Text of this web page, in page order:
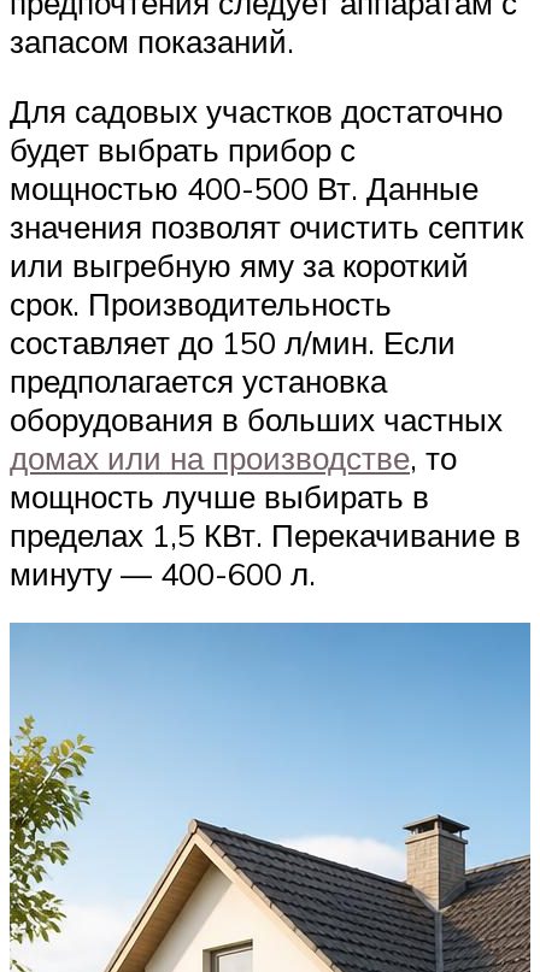
запасом показаний.
Для садовых участков достаточно
будет выбрать прибор с
мощностью 400-500 Вт. Данные
значения позволят очистить септик
или выгребную яму за короткий
срок. Производительность
составляет до 150 л/мин. Если
предполагается установка
оборудования в больших частных
домах или на производстве, то
мощность лучше выбирать в
пределах 1,5 КВт. Перекачивание в
минуту — 400-600 л.